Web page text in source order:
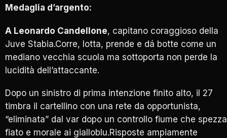
Medaglia d’argento:
A Leonardo Candellone, capitano coraggioso della
Juve Stabia.Corre, lotta, prende e dá botte come un
mediano vecchia scuola ma sottoporta non perde la
lucidità dell’attaccante.
Dopo un sinistro di prima intenzione finito alto, il 27
timbra il cartellino con una rete da opportunista,
“eliminata” dal var dopo un controllo fiume che spezza
fiato e morale ai gialloblu.Risposte ampiamente